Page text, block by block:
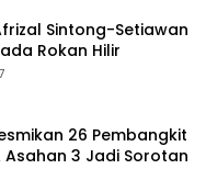
Sintong-Setiawan
Rokan Hilir
26 Pembangkit
Asahan 3 Jadi Sorotan